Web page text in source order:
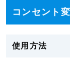
コンセント
使用方法